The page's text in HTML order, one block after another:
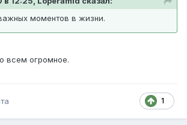
моментов в жизни.
всем огромное.
1